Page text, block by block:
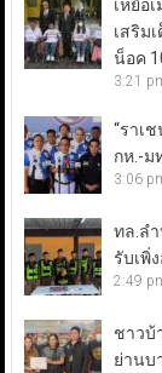
เหยื่อ
เสริม
น็อค
3:21
“ราเ
กห.-ม
3:06
ทล.ล
รับเพิ่
2:49
ชาวบ้
ย่านบ